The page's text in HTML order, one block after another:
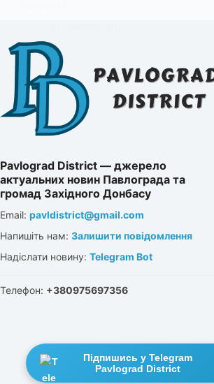
Pavlograd District — джерело
актуальних новин Павлограда та
громад Західного Донбасу
Email: pavldistrict@gmail.com
Напишіть нам: Залишити повідомлення
Надіслати новину: Telegram Bot
Телефон: +380975697356
Підпишись у Telegram
Pavlograd District